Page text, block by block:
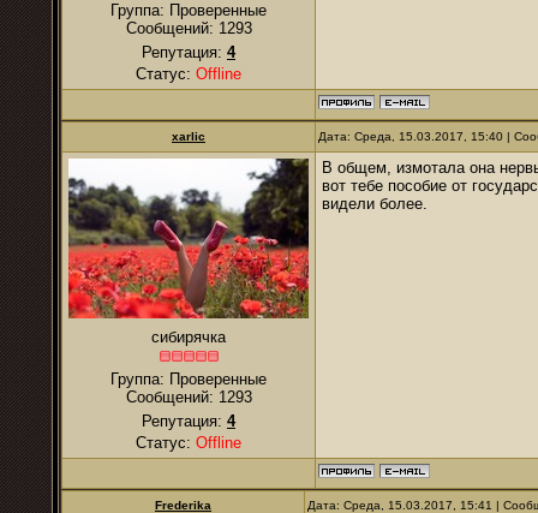
Группа: Проверенные
Сообщений: 1293
Репутация: 4
Статус: Offline
xarlic Дата: Среда, 15.03.2017, 15:40 |
сибирячка
Группа: Проверенные
Сообщений: 1293
Репутация: 4
Статус: Offline
В общем, измотала она
вот тебе пособие от
видели более.
Frederika Дата: Среда, 15.03.2017, 15:41 |